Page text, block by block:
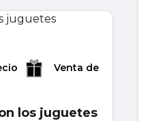
Venta de
los juguetes